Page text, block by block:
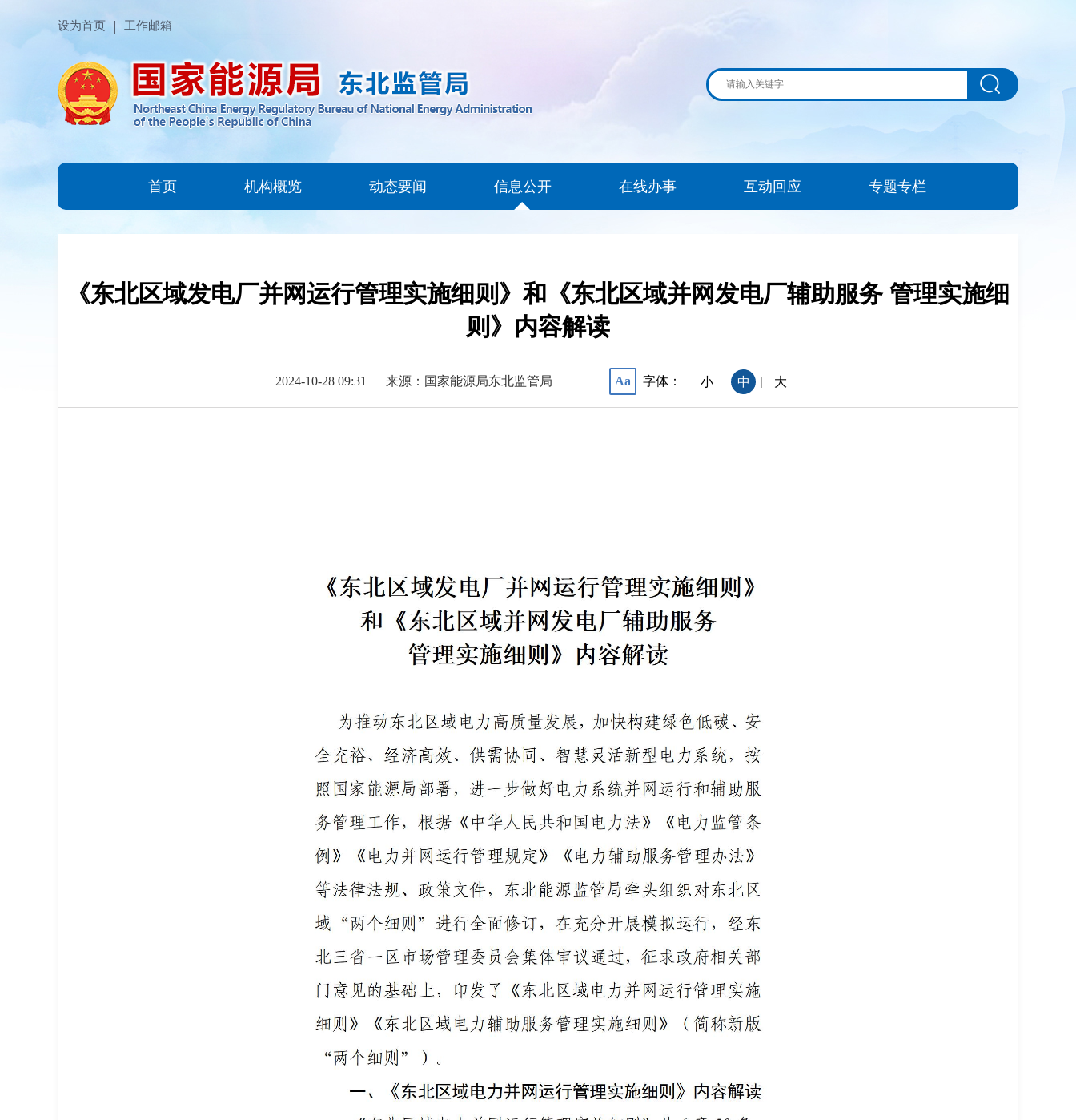
设为首页 工作邮箱
首页 机构概览 动态要闻 信息公开 在线办事 互动回应 专题专栏
《东北区域发电厂并网运行管理实施细则》和《东北区域并网发电厂辅助服务 管理实施细
则》内容解读
2024-10-28 09:31 来源：国家能源局东北监管局 Aa 字体： 小 | 中 | 大